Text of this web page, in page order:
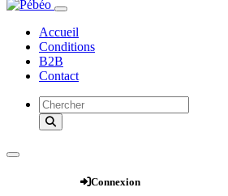
Accueil
Conditions
B2B
Contact
Connexion